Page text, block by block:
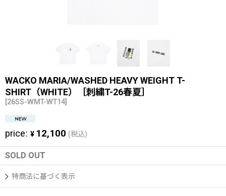
WACKO MARIA/WASHED HEAVY WEIGHT T-
SHIRT（WHITE）［刺繍T-26春夏］
[26SS-WMT-WT14]
price: ¥ 12,100 (税込)
SOLD OUT
特商法に基づく表示